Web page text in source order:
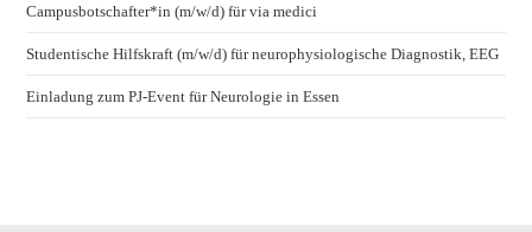
Campusbotschafter*in (m/w/d) für via medici
Studentische Hilfskraft (m/w/d) für neurophysiologische Diagnostik, EEG
Einladung zum PJ-Event für Neurologie in Essen